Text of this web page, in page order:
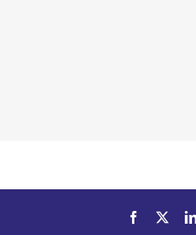
Facebook